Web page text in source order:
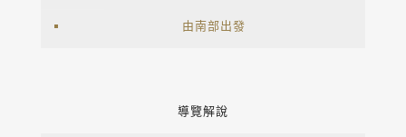
由南部出發
導覽解說